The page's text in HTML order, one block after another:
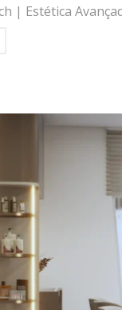
| Estética